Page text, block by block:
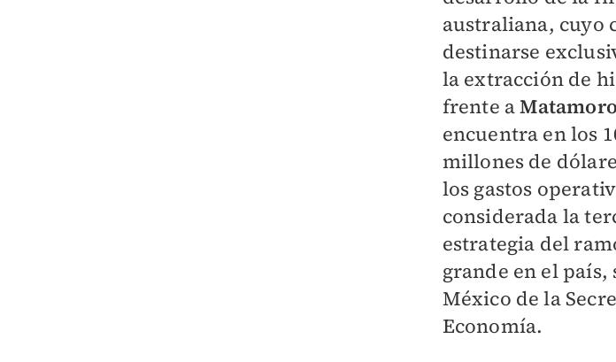
australiana, cuyo
destinarse
la extracción de
frente a
encuentra en los
millones de
los gastos
considerada la
estrategia del
grande en el país,
México de la
Economía.